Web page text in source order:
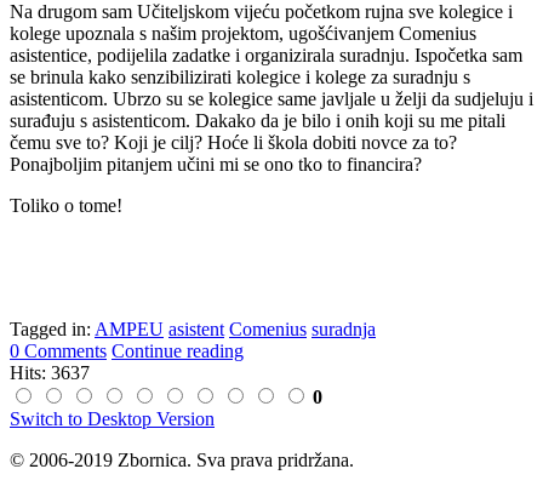
Na drugom sam Učiteljskom vijeću početkom rujna sve kolegice i
kolege upoznala s našim projektom, ugošćivanjem Comenius
asistentice, podijelila zadatke i organizirala suradnju. Ispočetka sam
se brinula kako senzibilizirati kolegice i kolege za suradnju s
asistenticom. Ubrzo su se kolegice same javljale u želji da sudjeluju i
surađuju s asistenticom. Dakako da je bilo i onih koji su me pitali
čemu sve to? Koji je cilj? Hoće li škola dobiti novce za to?
Ponajboljim pitanjem učini mi se ono tko to financira?
Toliko o tome!
Tagged in: AMPEU asistent Comenius suradnja
0 Comments Continue reading
Hits: 3637
0
Switch to Desktop Version
© 2006-2019 Zbornica. Sva prava pridržana.